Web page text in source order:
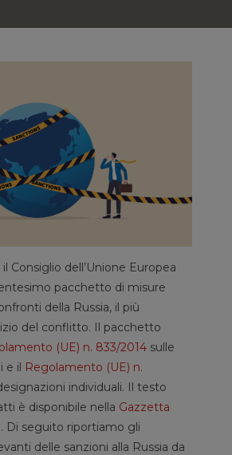
Consiglio dell’Unione Europea
pacchetto di misure
della Russia, il più
del conflitto. Il pacchetto
(UE) n. 833/2014 sulle
e il Regolamento (UE) n.
individuali. Il testo
è disponibile nella Gazzetta
. Di seguito riportiamo gli
delle sanzioni alla Russia da